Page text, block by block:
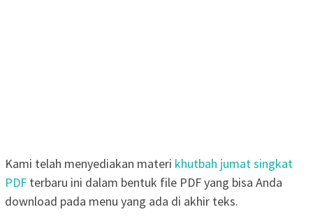
Kami telah menyediakan materi khutbah jumat singkat
PDF terbaru ini dalam bentuk file PDF yang bisa Anda
download pada menu yang ada di akhir teks.